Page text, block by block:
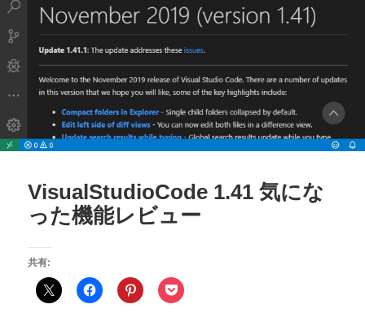
VisualStudioCode 1.41 気にな
った機能レビュー
共有: